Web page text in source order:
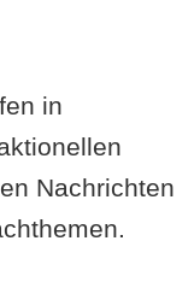
in
Nachrichten